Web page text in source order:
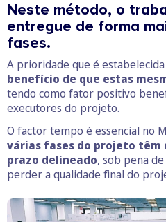
Neste método, o
entregue de forma
fases.
A prioridade que é estabelecida
benefício de que estas
tendo como fator positivo
executores do projeto.
O factor tempo é essencial no
várias fases do projeto têm
prazo delineado, sob pena
perder a qualidade final do